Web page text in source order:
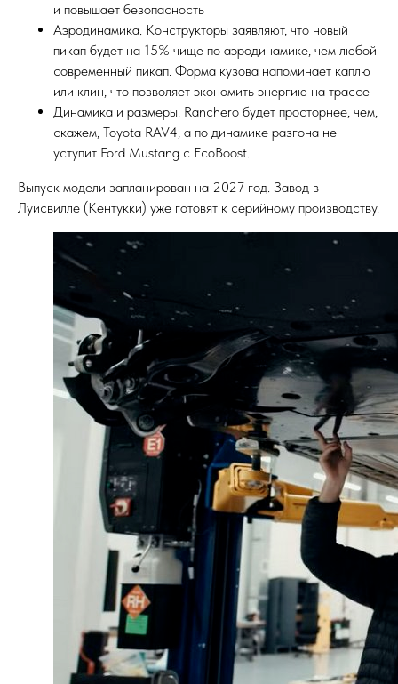
и повышает безопасность
Аэродинамика. Конструкторы заявляют, что новый
пикап будет на 15% чище по аэродинамике, чем любой
современный пикап. Форма кузова напоминает каплю
или клин, что позволяет экономить энергию на трассе
Динамика и размеры. Ranchero будет просторнее, чем,
скажем, Toyota RAV4, а по динамике разгона не
уступит Ford Mustang с EcoBoost.
Выпуск модели запланирован на 2027 год. Завод в
Луисвилле (Кентукки) уже готовят к серийному производству.